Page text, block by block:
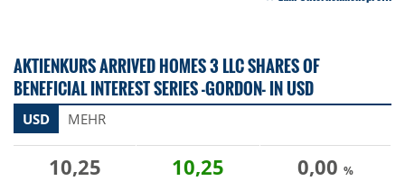
AKTIENKURS ARRIVED HOMES 3 LLC SHARES OF
BENEFICIAL INTEREST SERIES -GORDON- IN USD
USD MEHR
10,25 10,25 0,00 %